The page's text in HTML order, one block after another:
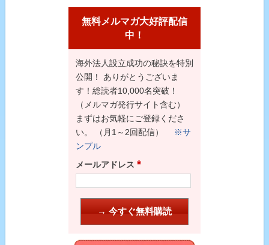
無料メルマガ大好評配信
中！
海外法人設立成功の秘訣を特別
公開！ ありがとうございま
す！総読者10,000名突破！
（メルマガ発行サイト含む）
まずはお気軽にご登録くださ
い。 （月1～2回配信）
※サ
ンプル
メールアドレス *